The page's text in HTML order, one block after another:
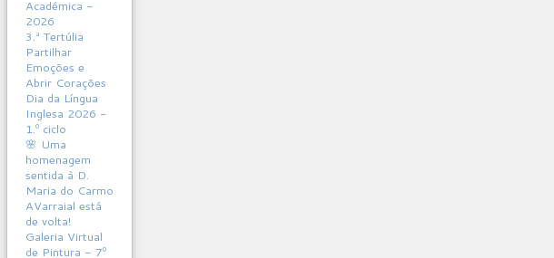
Académica -
2026
3.ª Tertúlia
Partilhar
Emoções e
Abrir Corações
Dia da Língua
Inglesa 2026 -
1.º ciclo
🌸 Uma
homenagem
sentida à D.
Maria do Carmo
AVarraial está
de volta!
Galeria Virtual
de Pintura - 7º